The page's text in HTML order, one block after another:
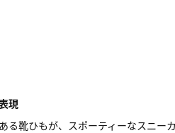
現
る靴ひもが、スポーティーなスニー